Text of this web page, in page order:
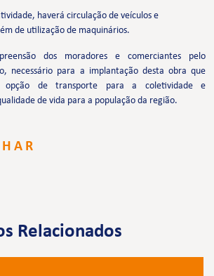
haverá circulação de veículos e
de utilização de maquinários.
dos moradores e comerciantes pelo
necessário para a implantação desta obra que
opção de transporte para a coletividade e
de vida para a população da região.
Relacionados